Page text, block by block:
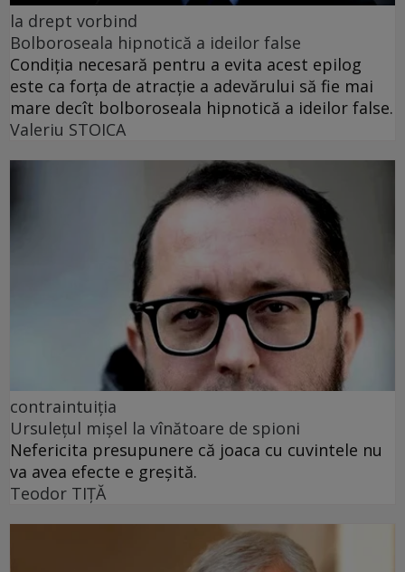
la drept vorbind
Bolboroseala hipnotică a ideilor false
Condiția necesară pentru a evita acest epilog
este ca forța de atracție a adevărului să fie mai
mare decît bolboroseala hipnotică a ideilor false.
Valeriu STOICA
contraintuiția
Ursulețul mișel la vînătoare de spioni
Nefericita presupunere că joaca cu cuvintele nu
va avea efecte e greșită.
Teodor TIŢĂ